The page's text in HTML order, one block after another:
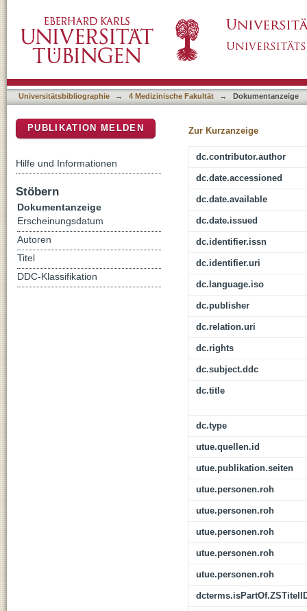
and German Society for Breast Diseases
Universitätsbibliographie → 4 Medizinische Fakultät → Dokumentanzeige
Zur Kurzanzeige
dc.contributor.author
dc.date.accessioned
dc.date.available
dc.date.issued
dc.identifier.issn
dc.identifier.uri
dc.language.iso
dc.publisher
dc.relation.uri
dc.rights
dc.subject.ddc
dc.title
dc.type
utue.quellen.id
utue.publikation.seiten
utue.personen.roh
utue.personen.roh
utue.personen.roh
utue.personen.roh
utue.personen.roh
PUBLIKATION MELDEN
Hilfe und Informationen
Stöbern
Dokumentanzeige
Erscheinungsdatum
Autoren
Titel
DDC-Klassifikation